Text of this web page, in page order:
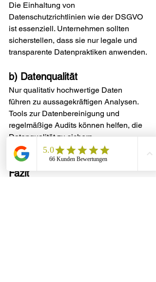
Die Einhaltung von
Datenschutzrichtlinien wie der DSGVO
ist essenziell. Unternehmen sollten
sicherstellen, dass sie nur legale und
transparente Datenpraktiken anwenden.
b) Datenqualität
Nur qualitativ hochwertige Daten
führen zu aussagekräftigen Analysen.
Tools zur Datenbereinigung und
regelmäßige Audits können helfen, die
Datenqualität zu sichern.
Fazit